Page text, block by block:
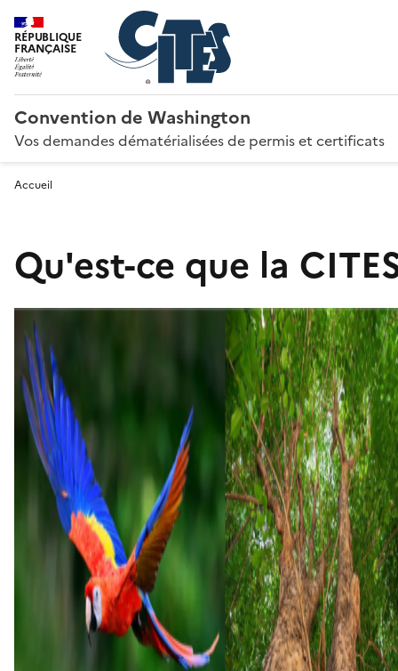
RÉPUBLIQUE
FRANÇAISE
Convention de Washington
Vos demandes dématérialisées de permis et certificats
Accueil
Qu'est-ce que la